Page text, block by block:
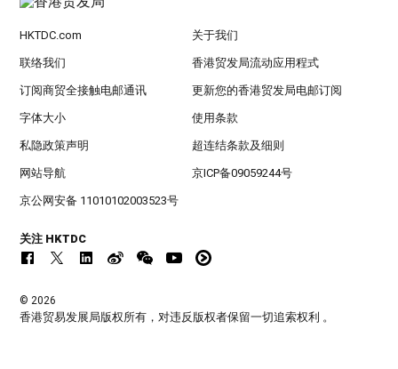
HKTDC.com 关于我们
联络我们 香港贸发局流动应用程式
订阅商贸全接触电邮通讯 更新您的香港贸发局电邮订阅
字体大小 使用条款
私隐政策声明 超连结条款及细则
网站导航 京ICP备09059244号
京公网安备 11010102003523号
关注 HKTDC
© 2026
香港贸易发展局版权所有，对违反版权者保留一切追索权利 。